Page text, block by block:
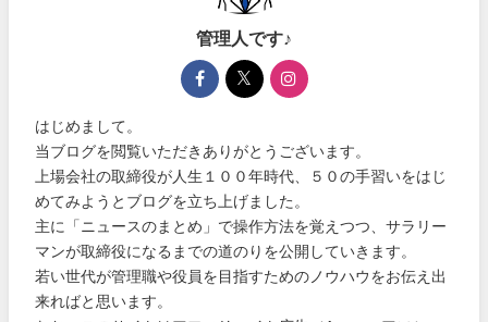
管理人です♪
はじめまして。
当ブログを閲覧いただきありがとうございます。
上場会社の取締役が人生１００年時代、５０の手習いをはじ
めてみようとブログを立ち上げました。
主に「ニュースのまとめ」で操作方法を覚えつつ、サラリー
マンが取締役になるまでの道のりを公開していきます。
若い世代が管理職や役員を目指すためのノウハウをお伝え出
来ればと思います。